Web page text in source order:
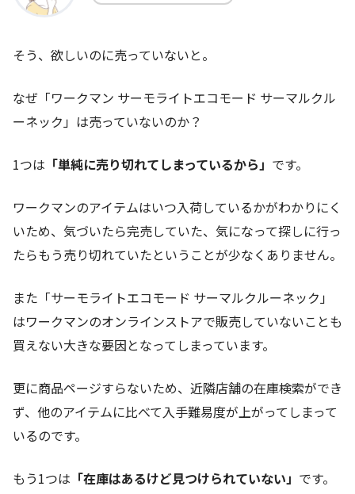
そう、欲しいのに売っていないと。
なぜ「ワークマン サーモライトエコモード サーマルクル
ーネック」は売っていないのか？
1つは 「単純に売り切れてしまっているから」 です。
ワークマンのアイテムはいつ入荷しているかがわかりにく
いため、気づいたら完売していた、気になって探しに行っ
たらもう売り切れていたということが少なくありません。
また「サーモライトエコモード サーマルクルーネック」
はワークマンのオンラインストアで販売していないことも
買えない大きな要因となってしまっています。
更に商品ページすらないため、近隣店舗の在庫検索ができ
ず、他のアイテムに比べて入手難易度が上がってしまって
いるのです。
もう1つは 「在庫はあるけど見つけられていない」 です。